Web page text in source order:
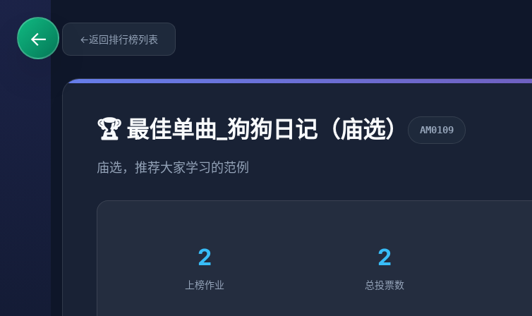
← ←返回排行榜列表
🏆 最佳单曲_狗狗日记（庙选） AM0109
庙选，推荐大家学习的范例
2
上榜作业
2
总投票数